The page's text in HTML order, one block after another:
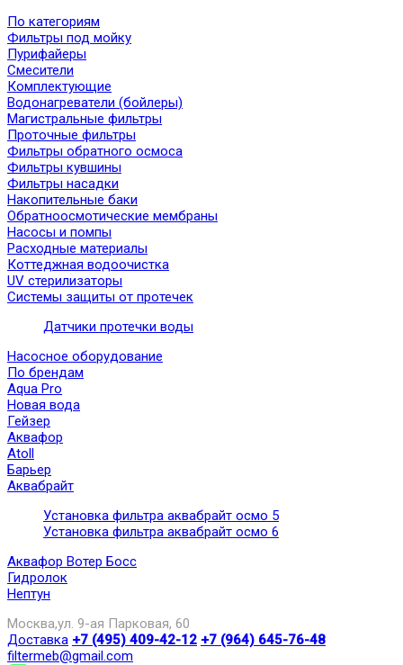
По категориям
Фильтры под мойку
Пурифайеры
Смесители
Комплектующие
Водонагреватели (бойлеры)
Магистральные фильтры
Проточные фильтры
Фильтры обратного осмоса
Фильтры кувшины
Фильтры насадки
Накопительные баки
Обратноосмотические мембраны
Насосы и помпы
Расходные материалы
Коттеджная водоочистка
UV стерилизаторы
Системы защиты от протечек
Датчики протечки воды
Насосное оборудование
По брендам
Aqua Pro
Новая вода
Гейзер
Аквафор
Atoll
Барьер
Аквабрайт
Установка фильтра аквабрайт осмо 5
Установка фильтра аквабрайт осмо 6
Аквафор Вотер Босс
Гидролок
Нептун
Москва,ул. 9-ая Парковая, 60
Доставка +7 (495) 409-42-12 +7 (964) 645-76-48
filtermeb@gmail.com